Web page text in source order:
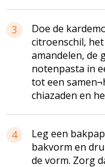
3
Doe de
citroenschil,
amandelen, de
notenpasta in
tot een
chiazaden en
4
Leg een
bakvorm en
de vorm. Zorg